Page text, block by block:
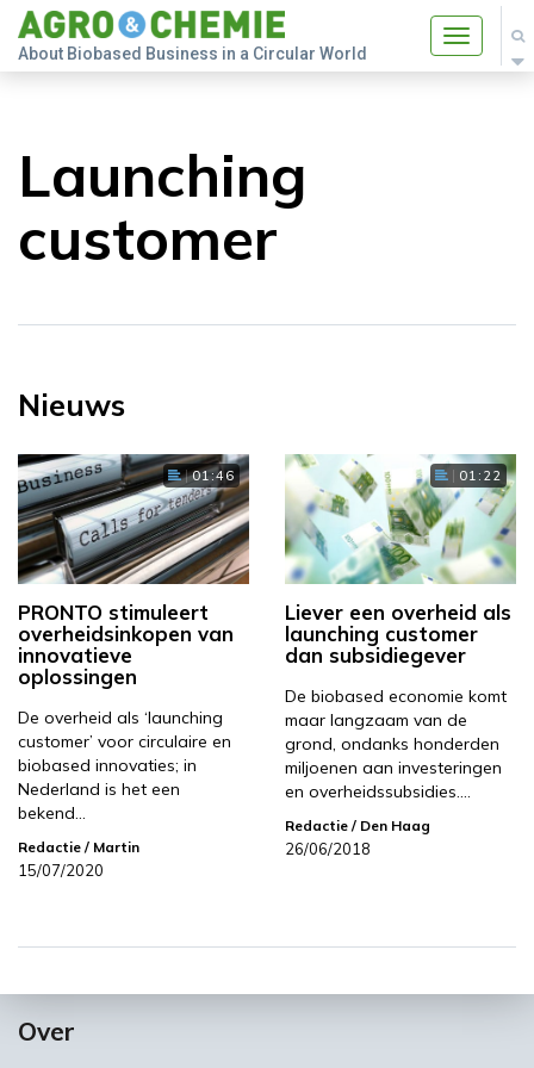
Toggle
About Biobased Business in a Circular World
Launching
customer
Nieuws
01:46
PRONTO stimuleert
overheidsinkopen van
innovatieve
oplossingen
De overheid als ‘launching
customer’ voor circulaire en
biobased innovaties; in
Nederland is het een
bekend…
Redactie / Martin
15/07/2020
01:22
Liever een overheid als
launching customer
dan subsidiegever
De biobased economie komt
maar langzaam van de
grond, ondanks honderden
miljoenen aan investeringen
en overheidssubsidies.…
Redactie / Den Haag
26/06/2018
Over